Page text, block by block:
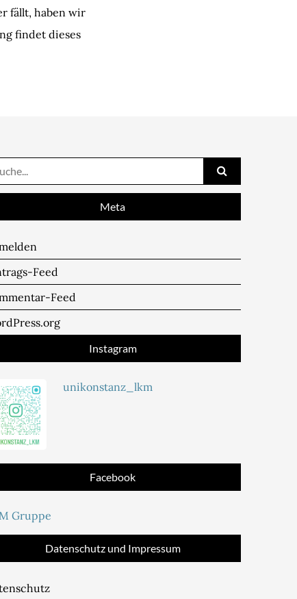
fällt, haben wir
findet dieses
Meta
Feed
Feed
Instagram
unikonstanz_lkm
Facebook
Gruppe
Datenschutz und Impressum